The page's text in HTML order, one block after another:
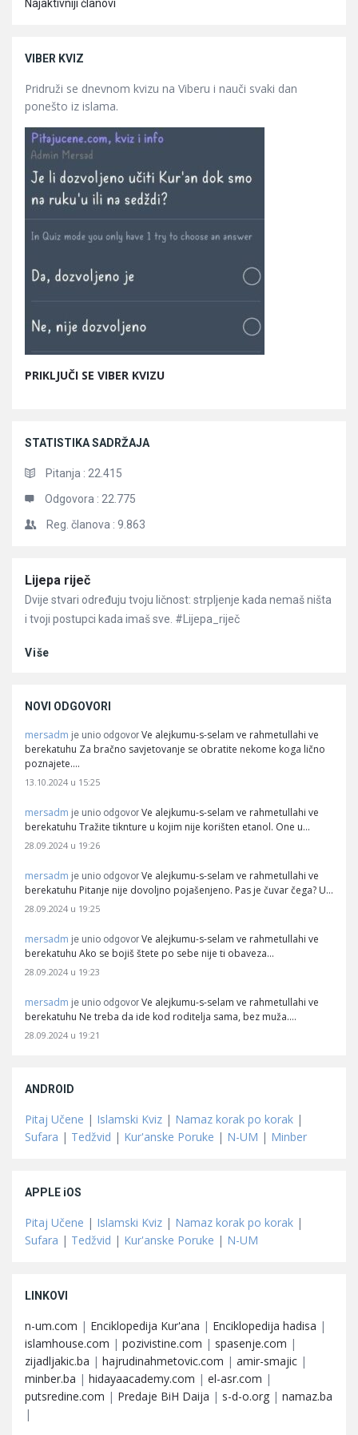
Najaktivniji članovi
VIBER KVIZ
Pridruži se dnevnom kvizu na Viberu i nauči svaki dan
ponešto iz islama.
PRIKLJUČI SE VIBER KVIZU
STATISTIKA SADRŽAJA
Pitanja : 22.415
Odgovora : 22.775
Reg. članova : 9.863
Članci
Lijepa riječ
Dvije stvari određuju tvoju ličnost: strpljenje kada nemaš ništa
i tvoji postupci kada imaš sve. #Lijepa_riječ
Više
NOVI ODGOVORI
mersadm je unio odgovor Ve alejkumu-s-selam ve rahmetullahi ve
berekatuhu Za bračno savjetovanje se obratite nekome koga lično
poznajete.…
13.10.2024 u 15:25
mersadm je unio odgovor Ve alejkumu-s-selam ve rahmetullahi ve
berekatuhu Tražite tiknture u kojim nije korišten etanol. One u…
28.09.2024 u 19:26
mersadm je unio odgovor Ve alejkumu-s-selam ve rahmetullahi ve
berekatuhu Pitanje nije dovoljno pojašenjeno. Pas je čuvar čega? U…
28.09.2024 u 19:25
mersadm je unio odgovor Ve alejkumu-s-selam ve rahmetullahi ve
berekatuhu Ako se bojiš štete po sebe nije ti obaveza…
28.09.2024 u 19:23
mersadm je unio odgovor Ve alejkumu-s-selam ve rahmetullahi ve
berekatuhu Ne treba da ide kod roditelja sama, bez muža.…
28.09.2024 u 19:21
ANDROID
Pitaj Učene | Islamski Kviz | Namaz korak po korak |
Sufara | Tedžvid | Kur'anske Poruke | N-UM | Minber
APPLE iOS
Pitaj Učene | Islamski Kviz | Namaz korak po korak |
Sufara | Tedžvid | Kur'anske Poruke | N-UM
LINKOVI
n-um.com | Enciklopedija Kur'ana | Enciklopedija hadisa |
islamhouse.com | pozivistine.com | spasenje.com |
zijadljakic.ba | hajrudinahmetovic.com | amir-smajic |
minber.ba | hidayaacademy.com | el-asr.com |
putsredine.com | Predaje BiH Daija | s-d-o.org | namaz.ba
|